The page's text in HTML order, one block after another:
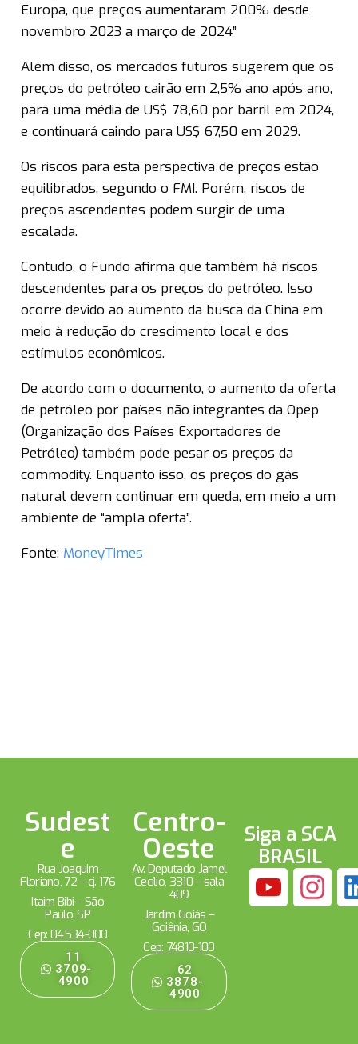
Europa, que preços aumentaram 200% desde
novembro 2023 a março de 2024”
Além disso, os mercados futuros sugerem que os
preços do petróleo cairão em 2,5% ano após ano,
para uma média de US$ 78,60 por barril em 2024,
e continuará caindo para US$ 67,50 em 2029.
Os riscos para esta perspectiva de preços estão
equilibrados, segundo o FMI. Porém, riscos de
preços ascendentes podem surgir de uma
escalada.
Contudo, o Fundo afirma que também há riscos
descendentes para os preços do petróleo. Isso
ocorre devido ao aumento da busca da China em
meio à redução do crescimento local e dos
estímulos econômicos.
De acordo com o documento, o aumento da oferta
de petróleo por países não integrantes da Opep
(Organização dos Países Exportadores de
Petróleo) também pode pesar os preços da
commodity. Enquanto isso, os preços do gás
natural devem continuar em queda, em meio a um
ambiente de “ampla oferta”.
Fonte: MoneyTimes
Sudest
e
Rua Joaquim
Floriano, 72 – cj. 176
Itaim Bibi – São
Paulo, SP
Cep: 04534-000
11
3709-
4900
Centro-
Oeste
Av. Deputado Jamel
Cecílio, 3310 – sala
409
Jardim Goiás –
Goiânia, GO
Cep: 74810-100
62
3878-
4900
Siga a SCA
BRASIL